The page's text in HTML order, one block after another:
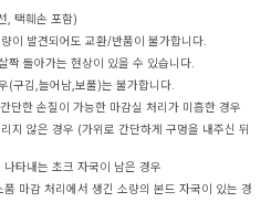
, 택훼손 포함)
이 발견되어도 교환/반품이 불가합니다.
짝 돌아가는 현상이 있을 수 있습니다.
(구김,늘어남,보풀)는 불가합니다.
단한 손질이 가능한 마감실 처리가 미흡한 경우
지 않은 경우 (가위로 간단하게 구멍을 내주신 뒤
타내는 초크 자국이 남은 경우
마감 처리에서 생긴 소량의 본드 자국이 있는 경